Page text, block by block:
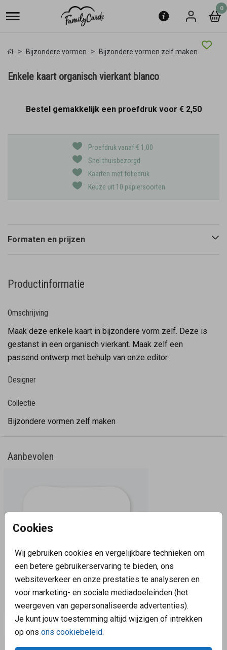
0
Cookies
Wij gebruiken cookies en vergelijkbare technieken om
een betere gebruikerservaring te bieden, ons
websiteverkeer en onze prestaties te analyseren en
voor marketing- en sociale mediadoeleinden (het
weergeven van gepersonaliseerde advertenties).
Je kunt jouw toestemming altijd wijzigen of intrekken
op ons ons cookiebeleid.
Bijzondere vormen Bijzondere vormen zelf maken
Enkele kaart organisch vierkant blanco
Bestel gemakkelijk een proefdruk voor € 2,50
Proefdruk vanaf € 1,00
Snel thuisbezorgd
Kaarten met foliedruk
Keuze uit 10 papiersoorten
Formaten en prijzen
Productinformatie
Omschrijving
Maak deze enkele kaart in bijzondere vorm zelf. Deze is
gestanst in een organisch vierkant. Maak zelf een
passend ontwerp met behulp van onze editor.
Designer
Collectie
Bijzondere vormen zelf maken
Aanbevolen
Aanbevolen